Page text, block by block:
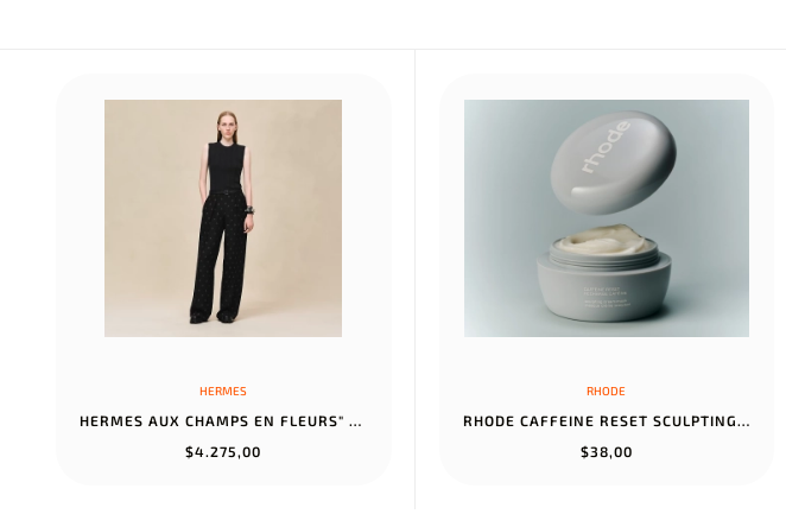
HERMES
HERMES AUX CHAMPS EN FLEURS" PANTS NOIR
$4.275,00
RHODE
RHODE CAFFEINE RESET SCULPTING CREAM MASK
$38,00